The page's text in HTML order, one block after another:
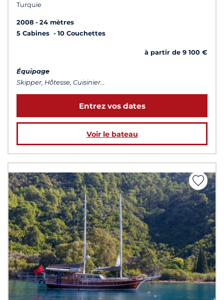
Turquie
2008
24 mètres
5 Cabines
10 Couchettes
à partir de 9 100 €
Équipage
Skipper, Hôtesse, Cuisinier...
Entrez vos dates
Voir le bateau